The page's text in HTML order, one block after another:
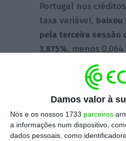
Damos valor à
Nós e os nossos 1733 parceiros
a informações num dispositivo,
dados pessoais, como
Portugal nos
taxa variável, baixou
pela terceira sessão
3,875%, menos
ter subido em 29 de
um novo máximo
Segundo
do Banco de
meses representa
empréstimos para